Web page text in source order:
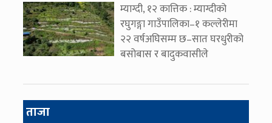
म्याग्दी, १२ कात्तिक : म्याग्दीको
रघुगङ्गा गाउँपालिका–१ कल्लेरीमा
२२ वर्षअघिसम्म छ–सात घरधुरीको
बसोबास र बादुकवासीले
ताजा